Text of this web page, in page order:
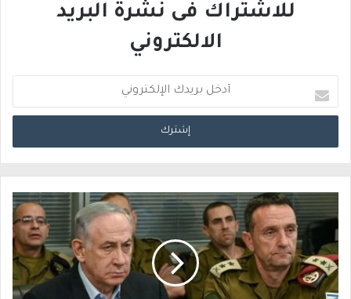
للاشتراك فى نشرة البريد
الالكتروني
د
خ
ر
ي
د